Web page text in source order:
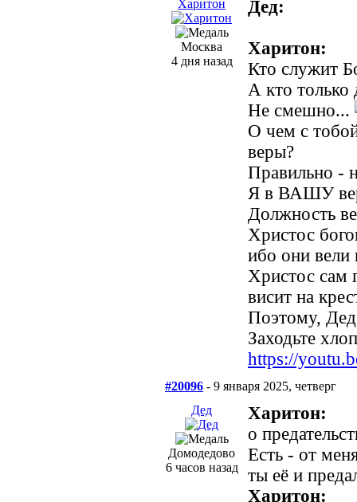
Харитон
Москва
4 дня назад
Дед:
Харитон:
Кто служит
А кто только
Не смешно...
О чем с
веры?
Правильно -
Я в ВАШУ
Должность
Христос
ибо они
Христос сам
висит на
Поэтому,
Заходьте
https://
#20096 - 9 января 2025, четверг
Дед
Домодедово
6 часов назад
Харитон:
о
Есть - от
ты её и
Харитон: